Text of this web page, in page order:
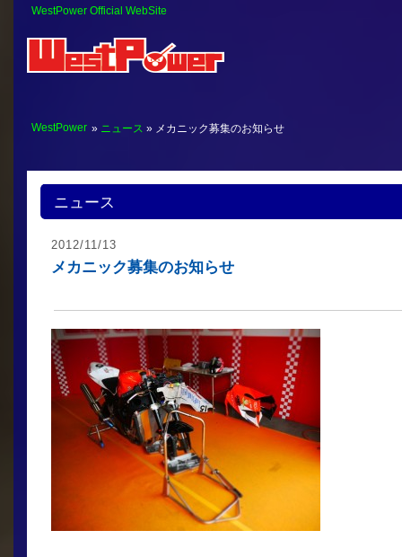
WestPower Official WebSite
WestPower » ニュース » メカニック募集のお知らせ
ニュース
2012/11/13
メカニック募集のお知らせ